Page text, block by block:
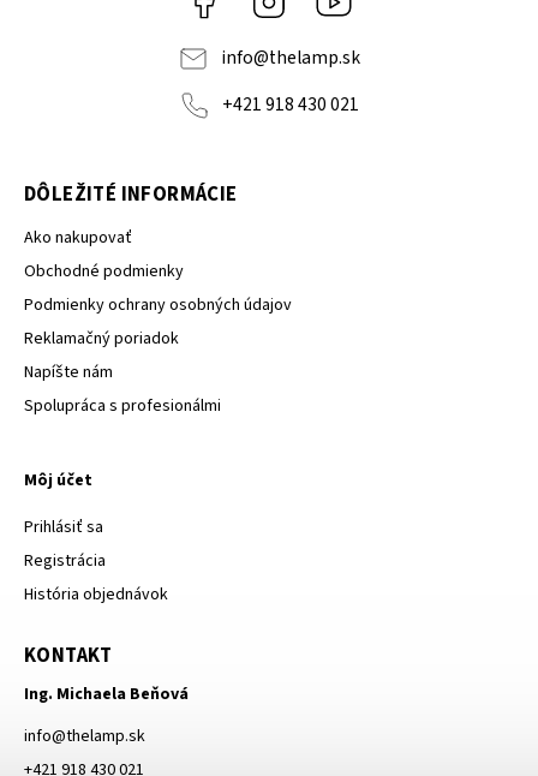
info@thelamp.sk
+421 918 430 021
DÔLEŽITÉ INFORMÁCIE
Ako nakupovať
Obchodné podmienky
Podmienky ochrany osobných údajov
Reklamačný poriadok
Napíšte nám
Spolupráca s profesionálmi
Môj účet
Prihlásiť sa
Registrácia
História objednávok
KONTAKT
Ing. Michaela Beňová
info@thelamp.sk
+421 918 430 021